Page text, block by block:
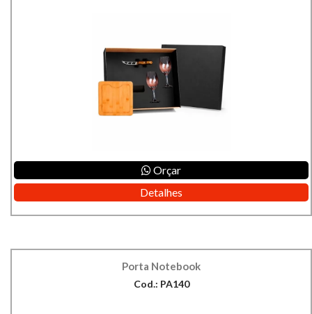
Orçar
Detalhes
Porta Notebook
Cod.: PA140